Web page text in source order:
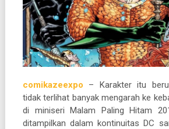
comikazeexpo
– Karakter itu
tidak terlihat banyak mengarah ke
di miniseri Malam Paling Hitam
ditampilkan dalam kontinuitas DC